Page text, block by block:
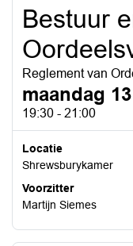
Bestuur
Reglement van
maandag
19:30 - 21:00
Locatie
Shrewsburykamer
Voorzitter
Martijn Siemes